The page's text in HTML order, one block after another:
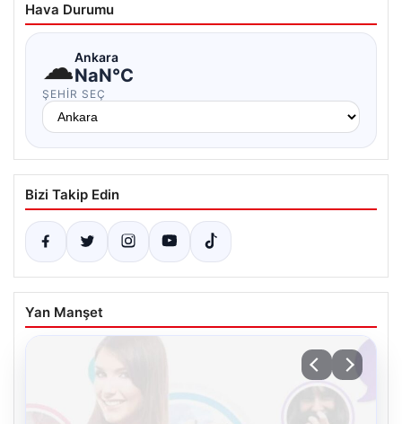
Hava Durumu
☁Ankara
NaN°C
ŞEHIR SEÇ
Bizi Takip Edin
Yan Manşet